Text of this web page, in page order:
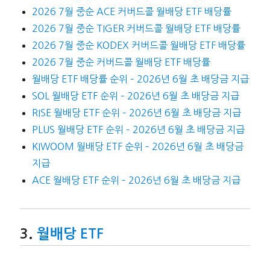
2026 7월 중순 ACE 커버드콜 월배당 ETF 배당률
2026 7월 중순 TIGER 커버드콜 월배당 ETF 배당률
2026 7월 중순 KODEX 커버드콜 월배당 ETF 배당률
2026 7월 중순 커버드콜 월배당 ETF 배당률
월배당 ETF 배당률 순위 – 2026년 6월 초 배당금 지급
SOL 월배당 ETF 순위 – 2026년 6월 초 배당금 지급
RISE 월배당 ETF 순위 – 2026년 6월 초 배당금 지급
PLUS 월배당 ETF 순위 – 2026년 6월 초 배당금 지급
KIWOOM 월배당 ETF 순위 – 2026년 6월 초 배당금
지급
ACE 월배당 ETF 순위 – 2026년 6월 초 배당금 지급
월배당 ETF